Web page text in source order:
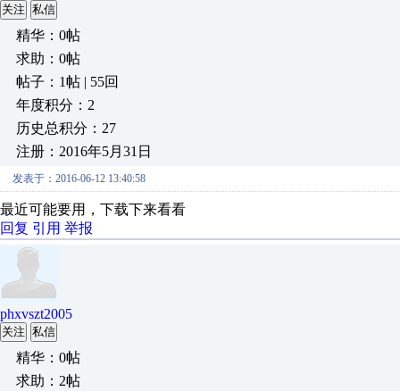
关注 私信
精华：0帖
求助：0帖
帖子：1帖 | 55回
年度积分：2
历史总积分：27
注册：2016年5月31日
发表于：2016-06-12 13:40:58
最近可能要用，下载下来看看
回复 引用 举报
phxvszt2005
关注 私信
精华：0帖
求助：2帖